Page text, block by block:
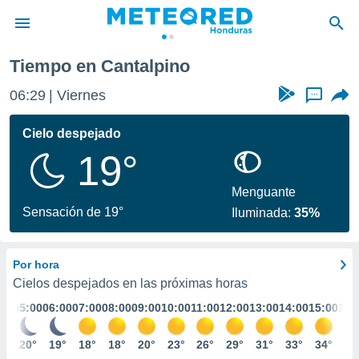
de
ha sido
calidad.
a este
las
y
digital
basada
Tiempo en Cantalpino
06:30 Viernes ...
Cielo despejado
19°
Sensación de 19°
Menguante
Iluminada:35%
Por hora
Cielos despejados en las próximas horas
05:00
20°
06:00
19°
07:00
18°
08:00
18°
09:00
20°
10:00
23°
11:00
26°
12:00
29°
13:00
31°
14:00
33°
15:00
34°